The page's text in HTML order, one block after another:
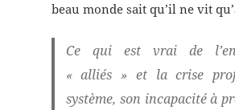
beau monde sait qu’il ne vit
Ce qui est vrai de
« alliés » et la crise
système, son incapacité à